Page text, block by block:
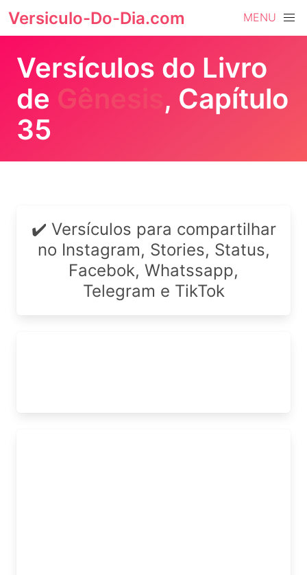
Versiculo-Do-Dia.com MENU
Versículos do Livro
de Gênesis , Capítulo
35
✔️ Versículos para compartilhar
no Instagram, Stories, Status,
Facebok, Whatssapp,
Telegram e TikTok